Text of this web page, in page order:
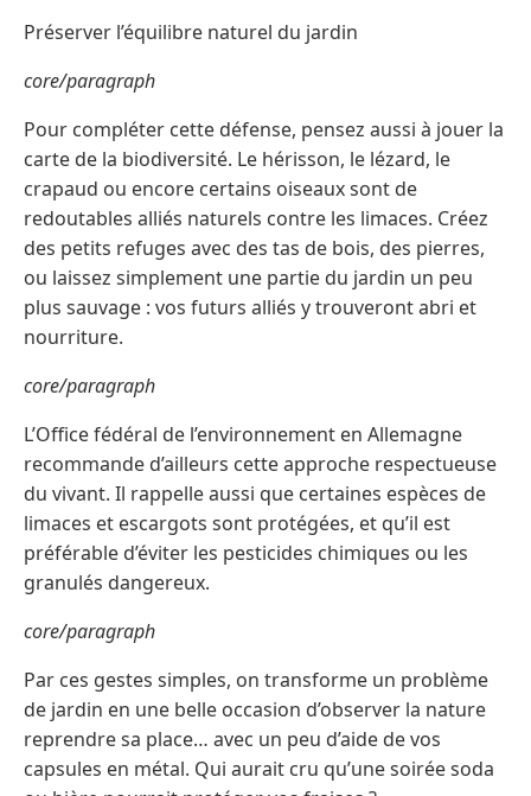
Préserver l’équilibre naturel du jardin
core/paragraph
Pour compléter cette défense, pensez aussi à jouer la
carte de la biodiversité. Le hérisson, le lézard, le
crapaud ou encore certains oiseaux sont de
redoutables alliés naturels contre les limaces. Créez
des petits refuges avec des tas de bois, des pierres,
ou laissez simplement une partie du jardin un peu
plus sauvage : vos futurs alliés y trouveront abri et
nourriture.
core/paragraph
L’Office fédéral de l’environnement en Allemagne
recommande d’ailleurs cette approche respectueuse
du vivant. Il rappelle aussi que certaines espèces de
limaces et escargots sont protégées, et qu’il est
préférable d’éviter les pesticides chimiques ou les
granulés dangereux.
core/paragraph
Par ces gestes simples, on transforme un problème
de jardin en une belle occasion d’observer la nature
reprendre sa place… avec un peu d’aide de vos
capsules en métal. Qui aurait cru qu’une soirée soda